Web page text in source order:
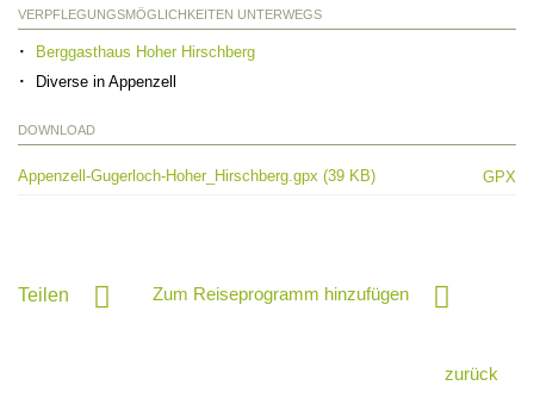
VERPFLEGUNGSMÖGLICHKEITEN UNTERWEGS
Berggasthaus Hoher Hirschberg
Diverse in Appenzell
DOWNLOAD
Appenzell-Gugerloch-Hoher_Hirschberg.gpx (39 KB) GPX
Teilen Zum Reiseprogramm hinzufügen
zurück